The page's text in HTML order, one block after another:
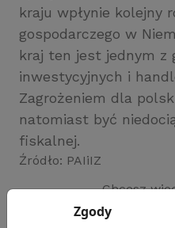
kraju wpłynie kolejny
gospodarczego w
kraj ten jest jednym z
inwestycyjnych i
Zagrożeniem dla
natomiast być
fiskalnej.
Źródło: PAIiIZ
Chcesz
Zobacz
Zgody